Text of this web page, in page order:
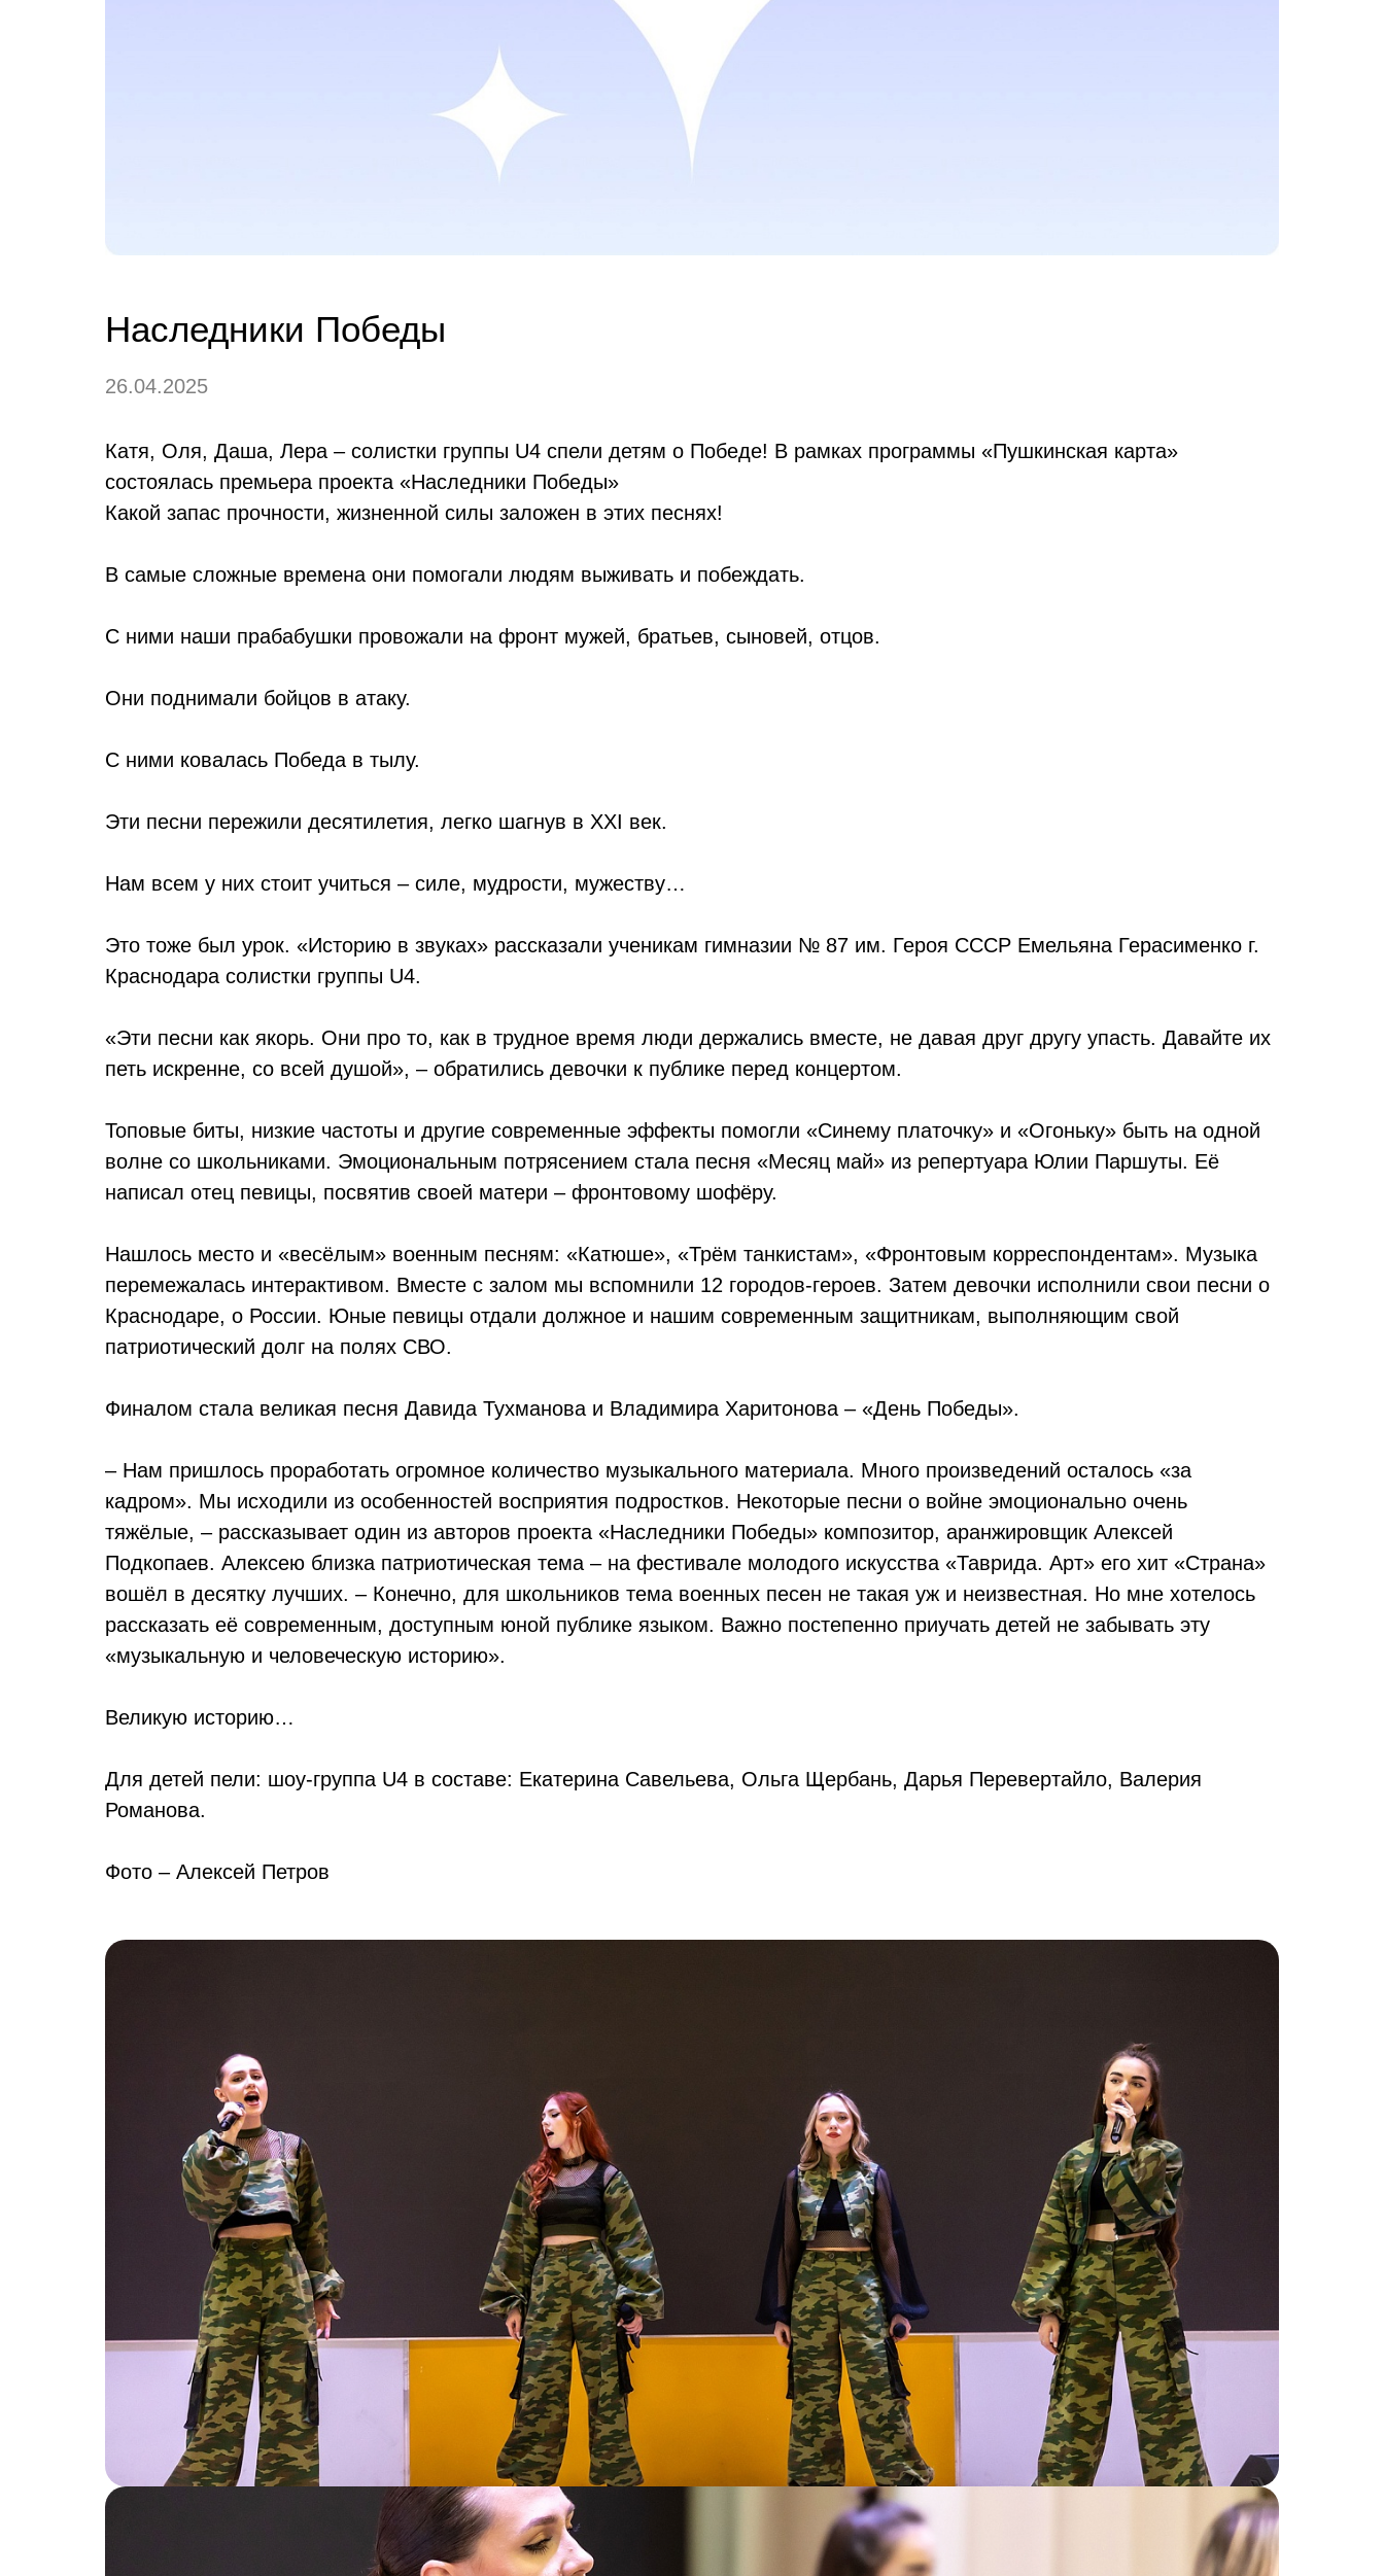
Наследники Победы
26.04.2025
Катя, Оля, Даша, Лера – солистки группы U4 спели детям о Победе! В рамках программы «Пушкинская карта»
состоялась премьера проекта «Наследники Победы»
Какой запас прочности, жизненной силы заложен в этих песнях!
В самые сложные времена они помогали людям выживать и побеждать.
С ними наши прабабушки провожали на фронт мужей, братьев, сыновей, отцов.
Они поднимали бойцов в атаку.
С ними ковалась Победа в тылу.
Эти песни пережили десятилетия, легко шагнув в ХХI век.
Нам всем у них стоит учиться – силе, мудрости, мужеству…
Это тоже был урок. «Историю в звуках» рассказали ученикам гимназии № 87 им. Героя СССР Емельяна Герасименко г.
Краснодара солистки группы U4.
«Эти песни как якорь. Они про то, как в трудное время люди держались вместе, не давая друг другу упасть. Давайте их
петь искренне, со всей душой», – обратились девочки к публике перед концертом.
Топовые биты, низкие частоты и другие современные эффекты помогли «Синему платочку» и «Огоньку» быть на одной
волне со школьниками. Эмоциональным потрясением стала песня «Месяц май» из репертуара Юлии Паршуты. Её
написал отец певицы, посвятив своей матери – фронтовому шофёру.
Нашлось место и «весёлым» военным песням: «Катюше», «Трём танкистам», «Фронтовым корреспондентам». Музыка
перемежалась интерактивом. Вместе с залом мы вспомнили 12 городов-героев. Затем девочки исполнили свои песни о
Краснодаре, о России. Юные певицы отдали должное и нашим современным защитникам, выполняющим свой
патриотический долг на полях СВО.
Финалом стала великая песня Давида Тухманова и Владимира Харитонова – «День Победы».
– Нам пришлось проработать огромное количество музыкального материала. Много произведений осталось «за
кадром». Мы исходили из особенностей восприятия подростков. Некоторые песни о войне эмоционально очень
тяжёлые, – рассказывает один из авторов проекта «Наследники Победы» композитор, аранжировщик Алексей
Подкопаев. Алексею близка патриотическая тема – на фестивале молодого искусства «Таврида. Арт» его хит «Страна»
вошёл в десятку лучших. – Конечно, для школьников тема военных песен не такая уж и неизвестная. Но мне хотелось
рассказать её современным, доступным юной публике языком. Важно постепенно приучать детей не забывать эту
«музыкальную и человеческую историю».
Великую историю…
Для детей пели: шоу-группа U4 в составе: Екатерина Савельева, Ольга Щербань, Дарья Перевертайло, Валерия
Романова.
Фото – Алексей Петров